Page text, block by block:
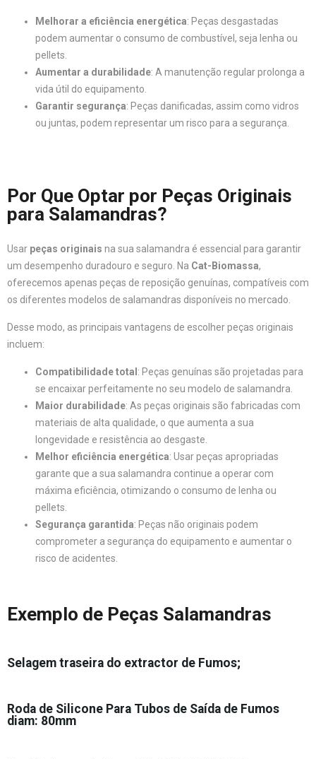
Melhorar a eficiência energética: Peças desgastadas
podem aumentar o consumo de combustível, seja lenha ou
pellets.
Aumentar a durabilidade: A manutenção regular prolonga a
vida útil do equipamento.
Garantir segurança: Peças danificadas, assim como vidros
ou juntas, podem representar um risco para a segurança.
Por Que Optar por Peças Originais
para Salamandras?
Usar peças originais na sua salamandra é essencial para garantir
um desempenho duradouro e seguro. Na Cat-Biomassa,
oferecemos apenas peças de reposição genuínas, compatíveis com
os diferentes modelos de salamandras disponíveis no mercado.
Desse modo, as principais vantagens de escolher peças originais
incluem:
Compatibilidade total : Peças genuínas são projetadas para
se encaixar perfeitamente no seu modelo de salamandra.
Maior durabilidade: As peças originais são fabricadas com
materiais de alta qualidade, o que aumenta a sua
longevidade e resistência ao desgaste.
Melhor eficiência energética: Usar peças apropriadas
garante que a sua salamandra continue a operar com
máxima eficiência, otimizando o consumo de lenha ou
pellets.
Segurança garantida: Peças não originais podem
comprometer a segurança do equipamento e aumentar o
risco de acidentes.
Exemplo de Peças Salamandras
Selagem traseira do extractor de Fumos;
Roda de Silicone Para Tubos de Saída de Fumos
diam: 80mm